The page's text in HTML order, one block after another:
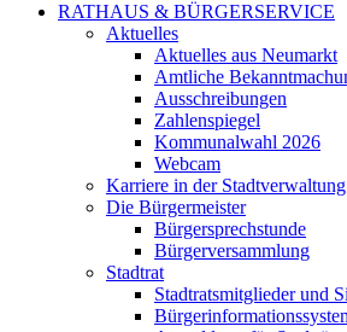
RATHAUS & BÜRGERSERVICE
Aktuelles
Aktuelles aus Neumarkt
Amtliche
Ausschreibungen
Zahlenspiegel
Kommunalwahl 2026
Webcam
Karriere in der Stadtverwaltung
Die Bürgermeister
Bürgersprechstunde
Bürgerversammlung
Stadtrat
Stadtratsmitglieder und